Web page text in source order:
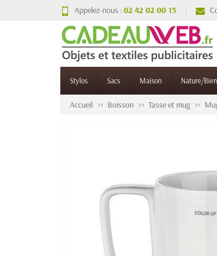
Appelez-nous :02 42 02 00 15
Stylos Sacs Maison Nature/
Accueil Boisson Tasse et mug